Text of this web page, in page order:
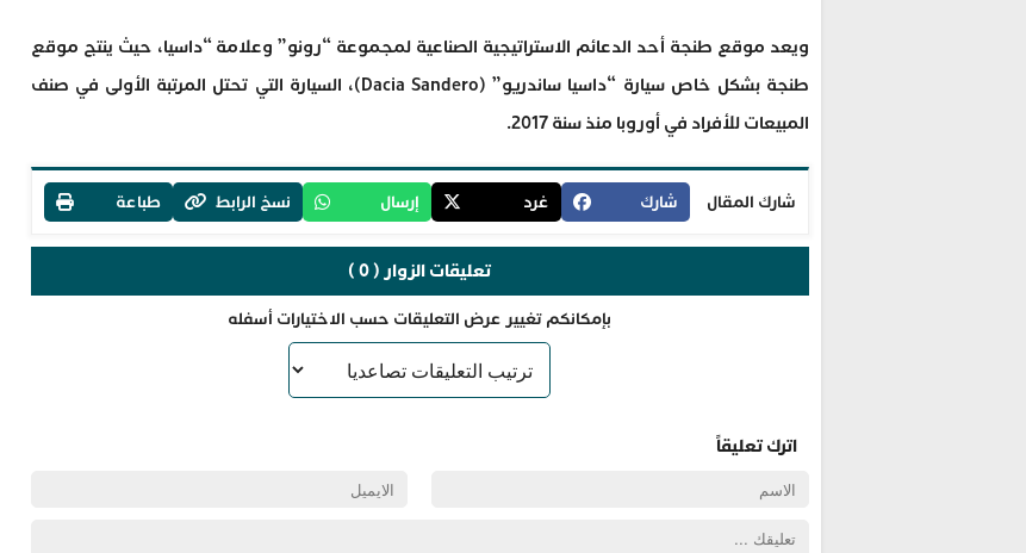
ويعد موقع طنجة أحد الدعائم الاستراتيجية الصناعية لمجموعة “رونو” وعلامة “داسيا، حيث ينتج موقع
طنجة بشكل خاص سيارة “داسيا ساندريو” (Dacia Sandero)، السيارة التي تحتل المرتبة الأولى في صنف
المبيعات للأفراد في أوروبا منذ سنة 2017.
شارك المقال شارك غرد إرسال نسخ الرابط طباعة
تعليقات الزوار ( 0 )
بإمكانكم تغيير عرض التعليقات حسب الاختيارات أسفله
اترك تعليقاً